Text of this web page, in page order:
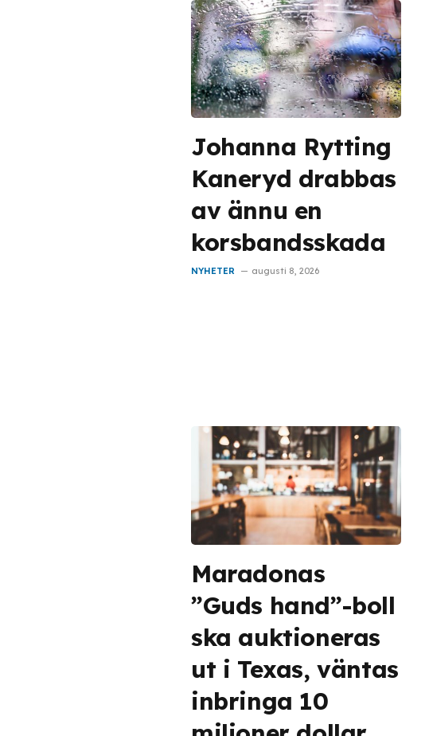
Johanna Rytting
Kaneryd drabbas
av ännu en
korsbandsskada
NYHETER augusti 8, 2026
Maradonas
”Guds hand”-boll
ska auktioneras
ut i Texas, väntas
inbringa 10